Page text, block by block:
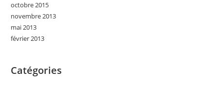
octobre 2015
novembre 2013
mai 2013
février 2013
Catégories